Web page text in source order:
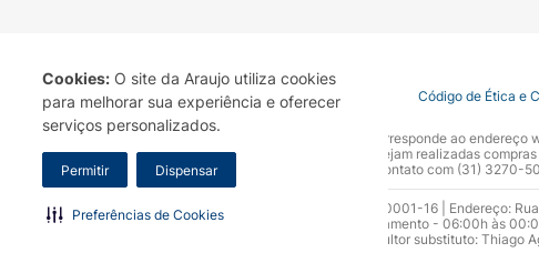
Cookies: O site da Araujo utiliza cookies
para melhorar sua experiência e oferecer
serviços personalizados.
Permitir Dispensar
Preferências de Cookies
Termo de Uso Portal da Privacidade Covid-19 Código de Ética e
A Drogaria Araujo S/A informa que o seu site oficial corresponde ao
marca. Para sua segurança recomendamos que não sejam realizadas
Araujo S.A. Em caso de dúvidas, gentileza entrar em contato com (31) 3270-
Razão Social: Drogaria Araujo S.A | CNPJ: 17.256.512.0001-16 | Endereço:
0300.313.1010 e (31) 3270-5000 Horário de funcionamento - 06:00h às
10.965 | Yasmin Silva Alvarenga – CRF 52.584 - Consultor substituto: